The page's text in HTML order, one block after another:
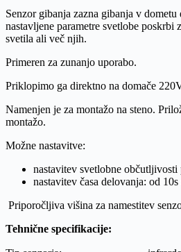
bel
količina
Senzor gibanja zazna gibanja v dometu
nastavljene parametre svetlobe poskrbi
svetila ali več njih.
Primeren za zunanjo uporabo.
Priklopimo ga direktno na domače
Namenjen je za montažo na steno.
montažo.
Možne nastavitve:
nastavitev svetlobne
nastavitev časa delovanja: od
Priporočljiva višina za namestitev
Tehnične specifikacije: